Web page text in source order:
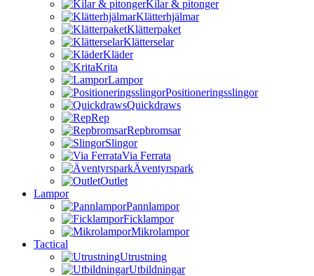
Kilar & pitonger
Klätterhjälmar
Klätterpaket
Klätterselar
Kläder
Krita
Lampor
Positioneringsslingor
Quickdraws
Rep
Repbromsar
Slingor
Via Ferrata
Äventyrspark
Outlet
Lampor
Pannlampor
Ficklampor
Mikrolampor
Tactical
Utrustning
Utbildningar